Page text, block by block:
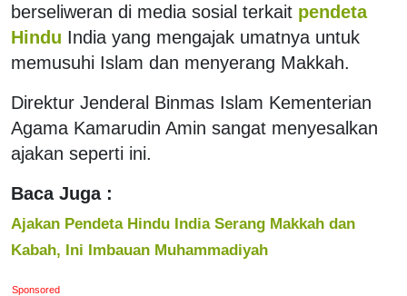
berseliweran di media sosial terkait pendeta
Hindu India yang mengajak umatnya untuk
memusuhi Islam dan menyerang Makkah.
Direktur Jenderal Binmas Islam Kementerian
Agama Kamarudin Amin sangat menyesalkan
ajakan seperti ini.
Baca Juga :
Ajakan Pendeta Hindu India Serang Makkah dan
Kabah, Ini Imbauan Muhammadiyah
Sponsored